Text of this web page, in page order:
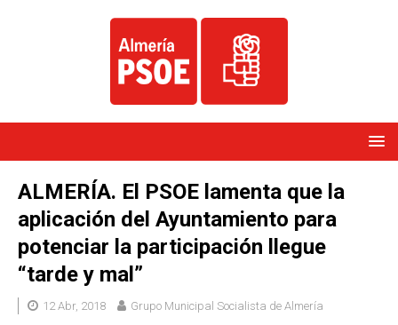
ALMERÍA. El PSOE lamenta que la
aplicación del Ayuntamiento para
potenciar la participación llegue
“tarde y mal”
12 Abr, 2018 Grupo Municipal Socialista de Almería